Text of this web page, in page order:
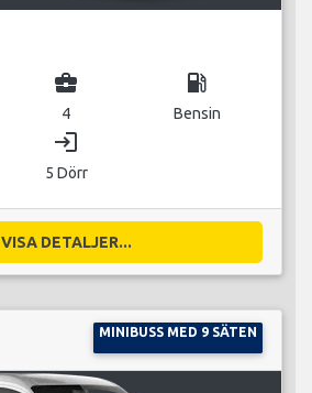
business_center
4
local_gas_station
Bensin
login
5 Dörr
VISA DETALJER...
MINIBUSS MED 9 SÄTEN